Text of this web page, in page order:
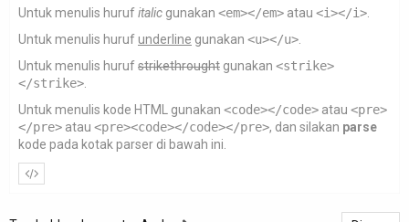
Untuk menulis hurufitalic gunakan <em></em> atau <i></i>
Untuk menulis hurufunderline gunakan <u></u>
Untuk menulis hurufstrikethrought gunakan <strike>
</strike>
Untuk menulis kode HTML gunakan <code></code> atau <pre>
</pre> atau <pre><code></code></pre>, dan silakan parse
kode pada kotak parser di bawah ini.